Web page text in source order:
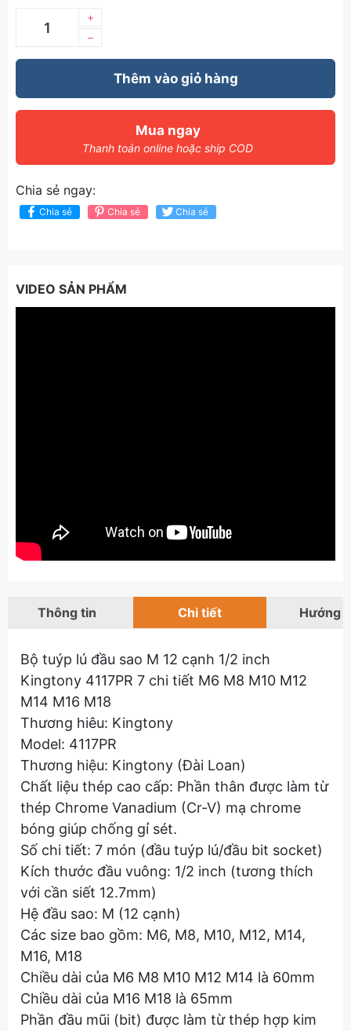
–
+
Thêm vào giỏ hàng
Mua ngay
Thanh toán online hoặc ship COD
Chia sẻ ngay:
Chia sẻ Chia sẻ Chia sẻ
VIDEO SẢN PHẨM
Thông tin Chi tiết Hướng
Bộ tuýp lú đầu sao M 12 cạnh 1/2 inch
Kingtony 4117PR 7 chi tiết M6 M8 M10 M12
M14 M16 M18
Thương hiêu: Kingtony
Model: 4117PR
Thương hiệu: Kingtony (Đài Loan)
Chất liệu thép cao cấp: Phần thân được làm từ
thép Chrome Vanadium (Cr-V) mạ chrome
bóng giúp chống gỉ sét.
Số chi tiết: 7 món (đầu tuýp lú/đầu bit socket)
Kích thước đầu vuông: 1/2 inch (tương thích
với cần siết 12.7mm)
Hệ đầu sao: M (12 cạnh)
Các size bao gồm: M6, M8, M10, M12, M14,
M16, M18
Chiều dài của M6 M8 M10 M12 M14 là 60mm
Chiều dài của M16 M18 là 65mm
Phần đầu mũi (bit) được làm từ thép hợp kim